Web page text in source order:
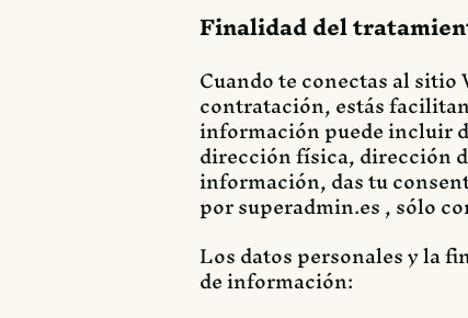
Finalidad del
Cuando te conectas al
contratación, estás
información puede incluir
dirección física, dirección
información, das tu
por superadmin.es , sólo
Los datos personales y la
de información: